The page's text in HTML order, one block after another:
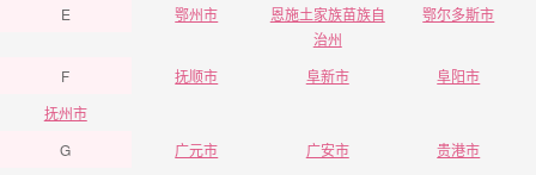
E
鄂州市
恩施土家族苗族自
治州
鄂尔多斯市
F 抚顺市 阜新市
阜阳市
抚州市
G
广元市 广安市
贵港市